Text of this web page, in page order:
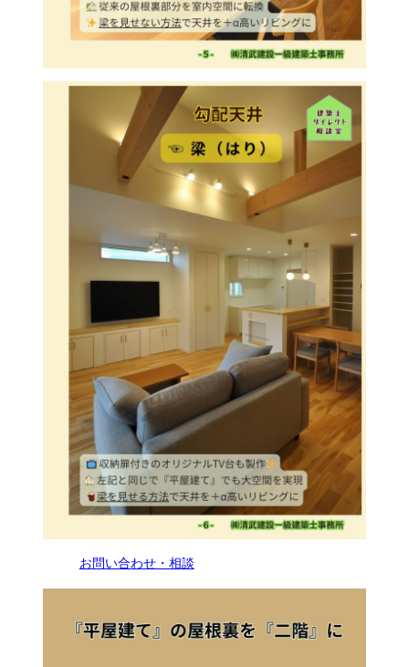
お問い合わせ・相談